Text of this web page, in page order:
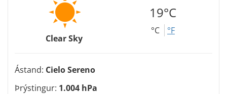
Clear Sky
19°C
°C °F
Ástand: Cielo Sereno
Þrýstingur: 1.004 hPa